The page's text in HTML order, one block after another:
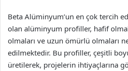
Beta Alüminyum’un en çok tercih
olan alüminyum profiller, hafif
olmaları ve uzun ömürlü olmaları
edilmektedir. Bu profiller, çeşitli
üretilerek, projelerin ihtiyaçlarına